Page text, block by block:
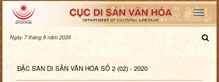
Ngày 7 tháng 8 năm 2026
ĐẶC SAN DI SẢN VĂN HÓA SỐ 2 (02) - 2020